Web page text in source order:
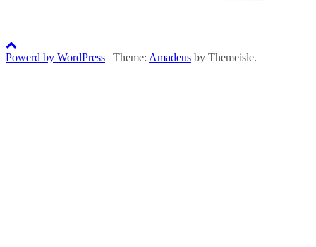
Powerd by WordPress | Theme: Amadeus by Themeisle.